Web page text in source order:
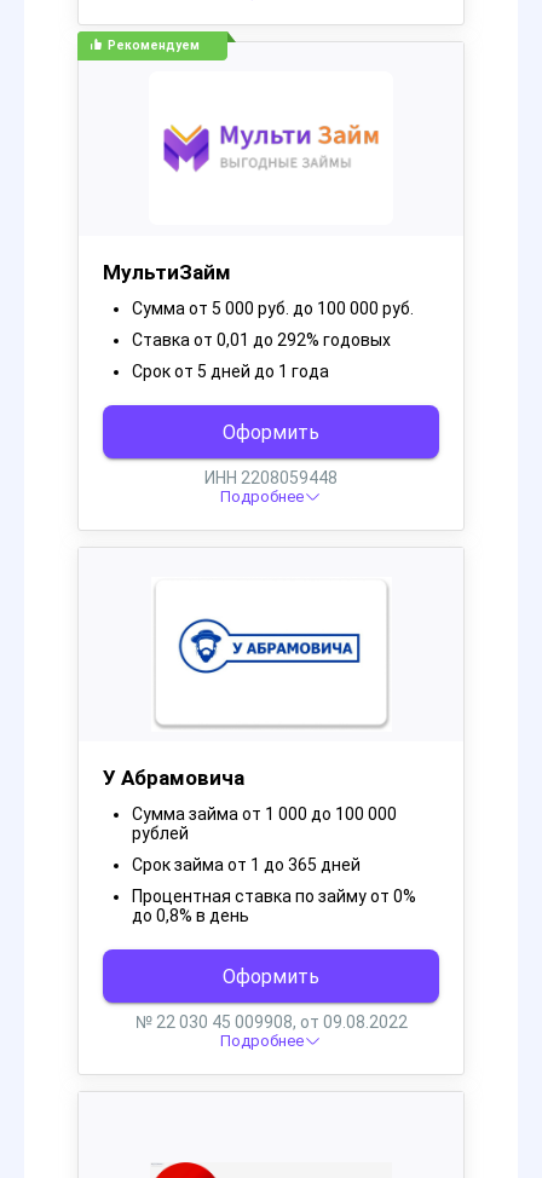
или не очень, следуя классическому рецепту. Как
сделать соус Сальса в домашних условиях? Ответ в